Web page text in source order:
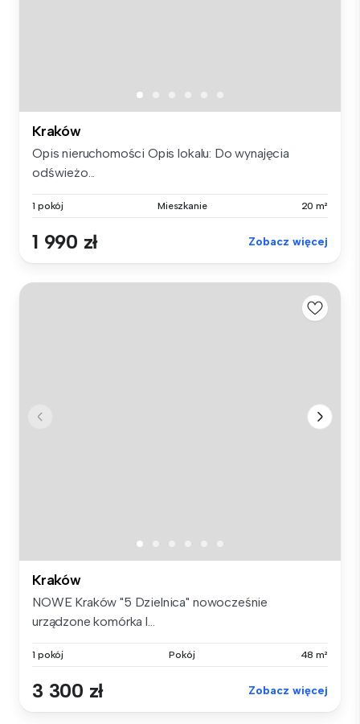
Kraków
Opis nieruchomości Opis lokalu: Do wynajęcia
odświeżo...
1 pokój Mieszkanie 20 m²
1 990 zł Zobacz więcej
Kraków
NOWE Kraków "5 Dzielnica" nowocześnie
urządzone komórka l...
1 pokój Pokój 48 m²
3 300 zł Zobacz więcej